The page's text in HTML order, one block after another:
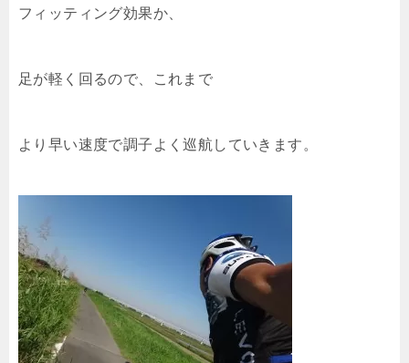
フィッティング効果か、
足が軽く回るので、これまで
より早い速度で調子よく巡航していきます。